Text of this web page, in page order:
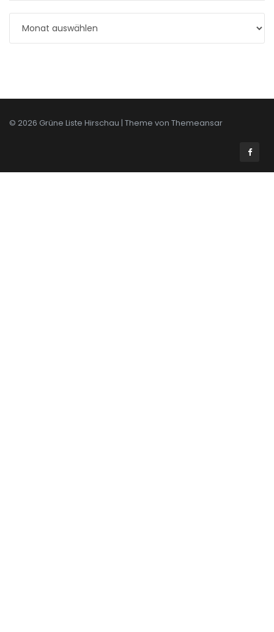
© 2026 Grüne Liste Hirschau | Theme von Themeansar